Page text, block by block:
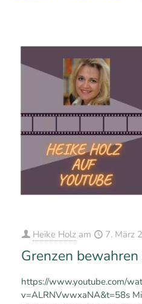
Heike Holz am 7. März
Grenzen
https://www.youtube.com/
v=ALRNVwwxaNA&t=58s